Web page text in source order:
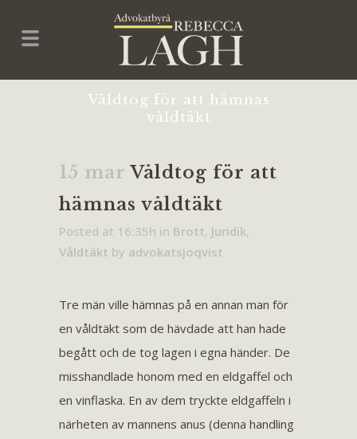
Våldtog för att hämnas
våldtäkt
15 mar Våldtog för att
hämnas våldtäkt
Posted at 16:35h in Brott, Juridik,
Våldtäkt by advokatsjoqvist
Tre män ville hämnas på en annan man för
en våldtäkt som de hävdade att han hade
begått och de tog lagen i egna händer. De
misshandlade honom med en eldgaffel och
en vinflaska. En av dem tryckte eldgaffeln i
närheten av mannens anus (denna handling